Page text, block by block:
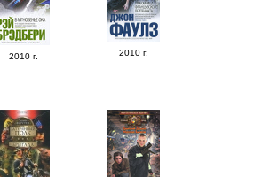
2010 г. 2010 г.